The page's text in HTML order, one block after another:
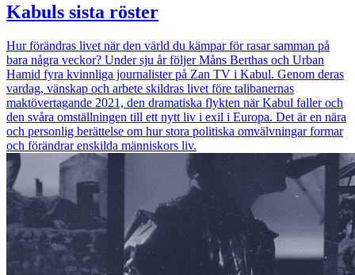
Kabuls sista röster
Hur förändras livet när den värld du kämpar för rasar samman på
bara några veckor? Under sju år följer Måns Berthas och Urban
Hamid fyra kvinnliga journalister på Zan TV i Kabul. Genom deras
vardag, vänskap och arbete skildras livet före talibanernas
maktövertagande 2021, den dramatiska flykten när Kabul faller och
den svåra omställningen till ett nytt liv i exil i Europa. Det är en nära
och personlig berättelse om hur stora politiska omvälvningar formar
och förändrar enskilda människors liv.